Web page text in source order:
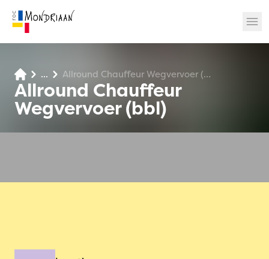
🎉 ... Allround Chauffeur Wegvervoer (bbl)
Allround Chauffeur
Wegvervoer (bbl)